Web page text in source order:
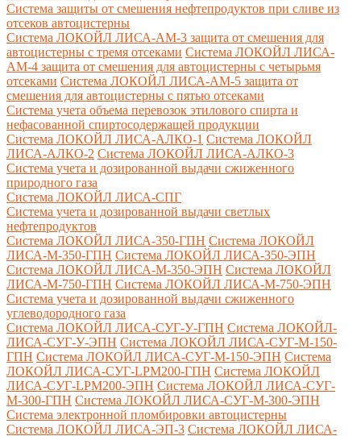
Система защиты от смешения нефтепродуктов при сливе из
отсеков автоцистерны
Система ЛОКОЙЛ ЛИСА-AM-3 защита от смешения для
автоцистерны с тремя отсеками Система ЛОКОЙЛ ЛИСА-
AM-4 защита от смешения для автоцистерны с четырьмя
отсеками Система ЛОКОЙЛ ЛИСА-AM-5 защита от
смешения для автоцистерны с пятью отсеками
Система учета объема перевозок этилового спирта и
нефасованной спиртосодержащей продукции
Система ЛОКОЙЛ ЛИСА-AЛКО-1 Система ЛОКОЙЛ
ЛИСА-АЛКО-2 Система ЛОКОЙЛ ЛИСА-АЛКО-3
Система учета и дозированной выдачи сжиженного
природного газа
Система ЛОКОЙЛ ЛИСА-СПГ
Система учета и дозированной выдачи светлых
нефтепродуктов
Система ЛОКОЙЛ ЛИСА-350-ГПН Система ЛОКОЙЛ
ЛИСА-М-350-ГПН Система ЛОКОЙЛ ЛИСА-350-ЭПН
Система ЛОКОЙЛ ЛИСА-М-350-ЭПН Система ЛОКОЙЛ
ЛИСА-М-750-ГПН Система ЛОКОЙЛ ЛИСА-М-750-ЭПН
Система учета и дозированной выдачи сжиженного
углеводородного газа
Система ЛОКОЙЛ ЛИСА-СУГ-У-ГПН Система ЛОКОЙЛ-
ЛИСА-СУГ-У-ЭПН Система ЛОКОЙЛ ЛИСА-СУГ-М-150-
ГПН Система ЛОКОЙЛ ЛИСА-СУГ-М-150-ЭПН Система
ЛОКОЙЛ ЛИСА-СУГ-LPM200-ГПН Система ЛОКОЙЛ
ЛИСА-СУГ-LPM200-ЭПН Система ЛОКОЙЛ ЛИСА-СУГ-
М-300-ГПН Система ЛОКОЙЛ ЛИСА-СУГ-М-300-ЭПН
Система электронной пломбировки автоцистерны
Система ЛОКОЙЛ ЛИСА-ЭП-3 Система ЛОКОЙЛ ЛИСА-